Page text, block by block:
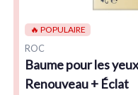
🔥 POPULAIRE
ROC
Baume pour les
Renouveau + Éclat